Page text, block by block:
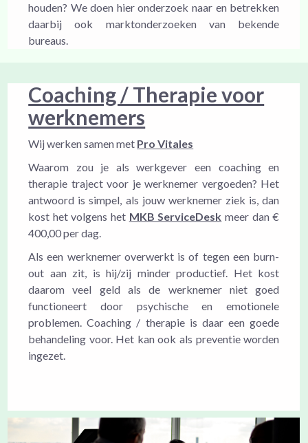
houden? We doen hier onderzoek naar en betrekken
daarbij ook marktonderzoeken van bekende
bureaus.
Coaching / Therapie voor
werknemers
Wij werken samen met Pro Vitales
Waarom zou je als werkgever een coaching en
therapie traject voor je werknemer vergoeden? Het
antwoord is simpel, als jouw werknemer ziek is, dan
kost het volgens het MKB ServiceDesk meer dan €
400,00 per dag.
Als een werknemer overwerkt is of tegen een burn-
out aan zit, is hij/zij minder productief. Het kost
daarom veel geld als de werknemer niet goed
functioneert door psychische en emotionele
problemen. Coaching / therapie is daar een goede
behandeling voor. Het kan ook als preventie worden
ingezet.